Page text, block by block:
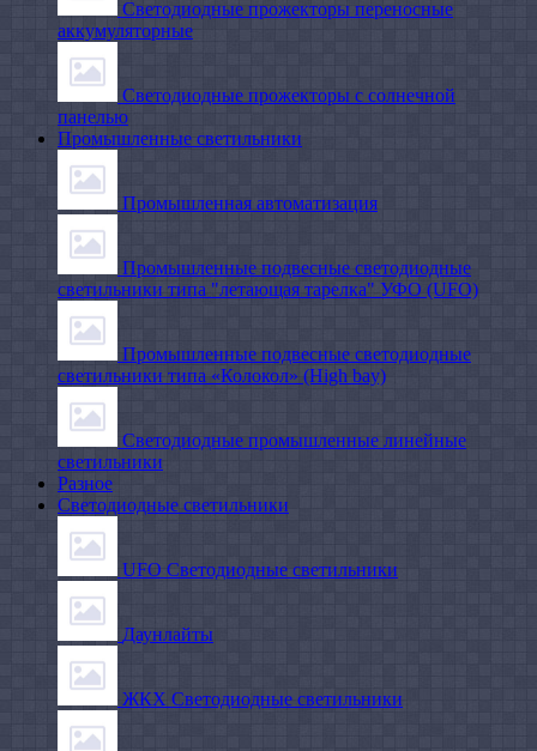
Светодиодные прожекторы переносные
аккумуляторные
Светодиодные прожекторы с солнечной
панелью
Промышленные светильники
Промышленная автоматизация
Промышленные подвесные cветодиодные
светильники типа "летающая тарелка" УФО (UFO)
Промышленные подвесные cветодиодные
светильники типа «Колокол» (High bay)
Светодиодные промышленные линейные
светильники
Разное
Светодиодные светильники
UFO Светодиодные светильники
Даунлайты
ЖКХ Светодиодные светильники